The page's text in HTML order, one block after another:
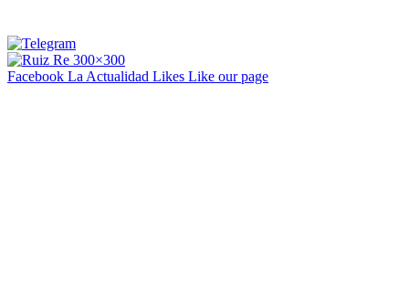
Facebook La Actualidad Likes Like our page